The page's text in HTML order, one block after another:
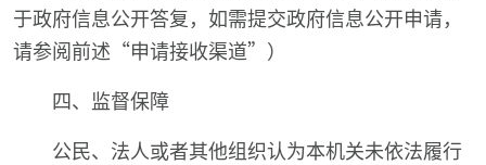
于政府信息公开答复，如需提交政府信息公开申请，
请参阅前述“申请接收渠道”）
四、监督保障
公民、法人或者其他组织认为本机关未依法履行